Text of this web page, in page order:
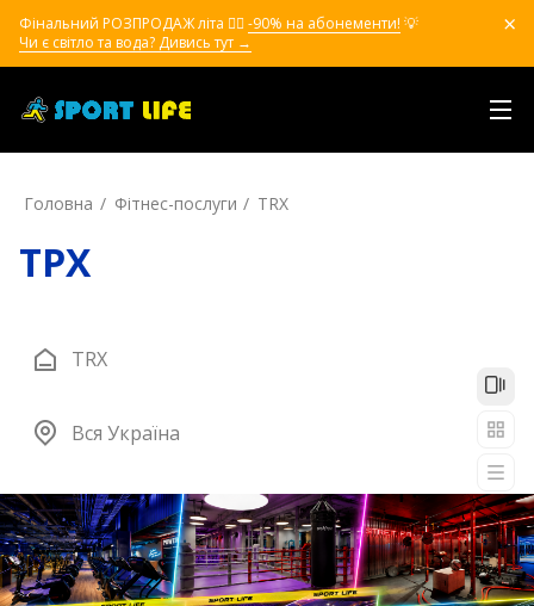
Фінальний РОЗПРОДАЖ літа ❤️‍🔥 -90% на абонементи! 💡
Чи є світло та вода? Дивись тут →
Головна Фітнес-послуги TRX
ТРХ
TRX
Вся Україна